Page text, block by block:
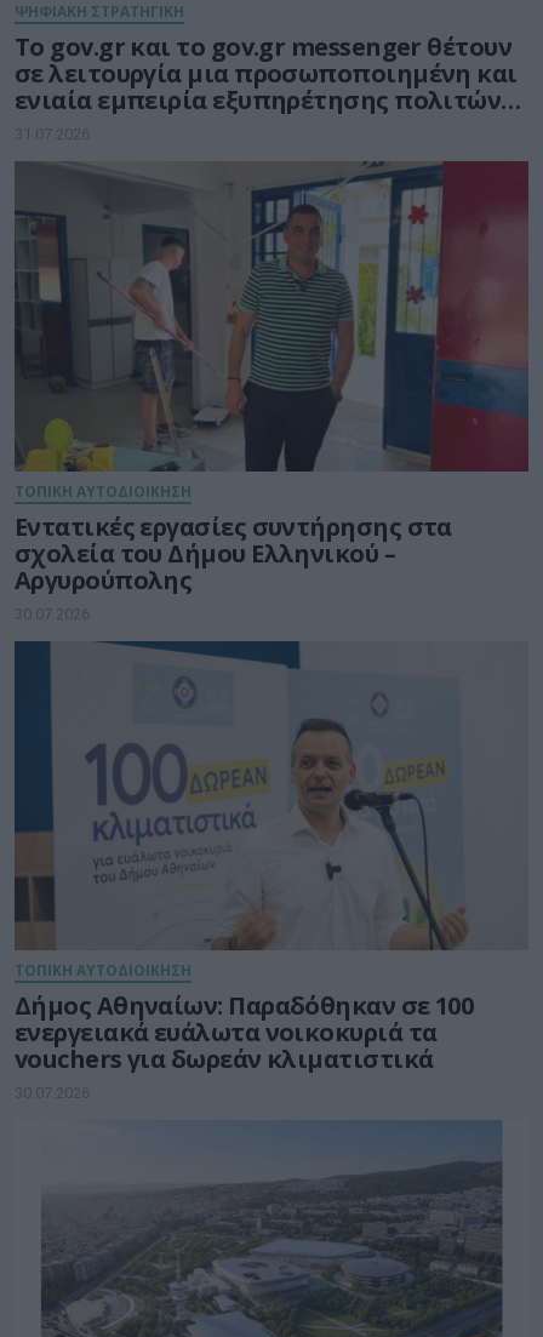
ΨΗΦΙΑΚΗ ΣΤΡΑΤΗΓΙΚΗ
Το gov.gr και το gov.gr messenger θέτουν
σε λειτουργία μια προσωποποιημένη και
ενιαία εμπειρία εξυπηρέτησης πολιτών
και επιχειρήσεων
31.07.2026
ΤΟΠΙΚΗ ΑΥΤΟΔΙΟΙΚΗΣΗ
Εντατικές εργασίες συντήρησης στα
σχολεία του Δήμου Ελληνικού –
Αργυρούπολης
30.07.2026
ΤΟΠΙΚΗ ΑΥΤΟΔΙΟΙΚΗΣΗ
Δήμος Αθηναίων: Παραδόθηκαν σε 100
ενεργειακά ευάλωτα νοικοκυριά τα
vouchers για δωρεάν κλιματιστικά
30.07.2026